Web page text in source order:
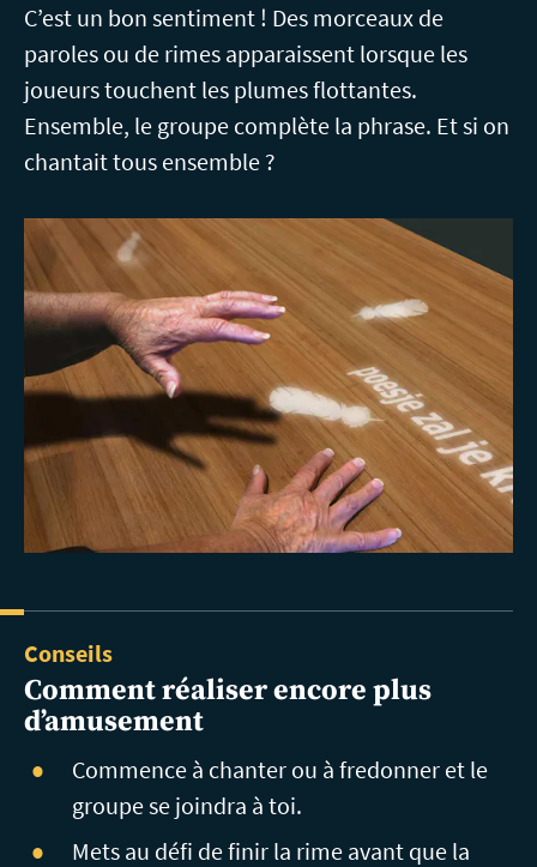
C’est un bon sentiment ! Des morceaux de
paroles ou de rimes apparaissent lorsque les
joueurs touchent les plumes flottantes.
Ensemble, le groupe complète la phrase. Et si on
chantait tous ensemble ?
Conseils
Comment réaliser encore plus
d’amusement
Commence à chanter ou à fredonner et le
groupe se joindra à toi.
Mets au défi de finir la rime avant que la